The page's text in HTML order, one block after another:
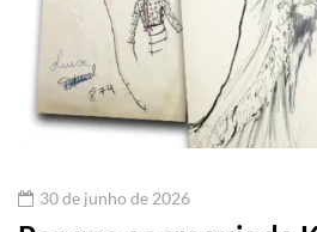
30 de junho de 2026